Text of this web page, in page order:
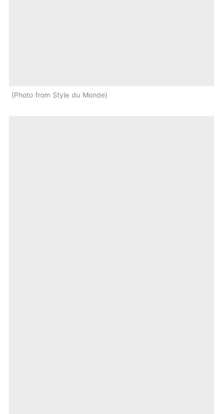
Photo from Style du Monde